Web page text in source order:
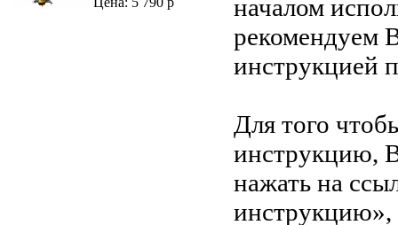
началом
рекомендуем
инструкцией
Для того
инструкцию,
нажать на